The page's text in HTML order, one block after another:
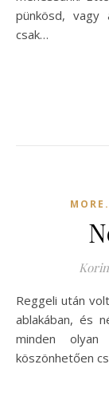
pünkösd, vagy
csak…
Reggeli után volt, csak ültem a 18. emeleten lévő szobánk
ablakában, és
minden
köszönhetően